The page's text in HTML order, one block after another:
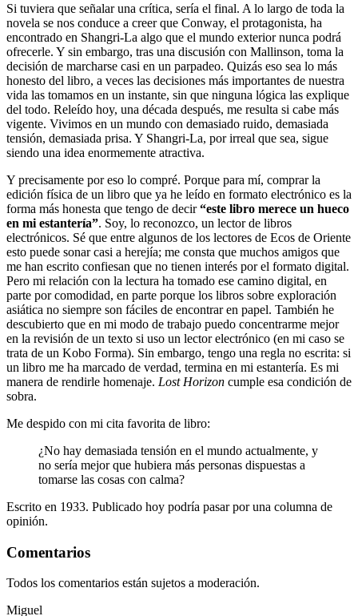
Si tuviera que señalar una crítica, sería el final. A lo largo de toda la
novela se nos conduce a creer que Conway, el protagonista, ha
encontrado en Shangri-La algo que el mundo exterior nunca podrá
ofrecerle. Y sin embargo, tras una discusión con Mallinson, toma la
decisión de marcharse casi en un parpadeo. Quizás eso sea lo más
honesto del libro, a veces las decisiones más importantes de nuestra
vida las tomamos en un instante, sin que ninguna lógica las explique
del todo. Releído hoy, una década después, me resulta si cabe más
vigente. Vivimos en un mundo con demasiado ruido, demasiada
tensión, demasiada prisa. Y Shangri-La, por irreal que sea, sigue
siendo una idea enormemente atractiva.
Y precisamente por eso lo compré. Porque para mí, comprar la
edición física de un libro que ya he leído en formato electrónico es la
forma más honesta que tengo de decir“este libro merece un hueco
en mi estantería”. Soy, lo reconozco, un lector de libros
electrónicos. Sé que entre algunos de los lectores de Ecos de Oriente
esto puede sonar casi a herejía; me consta que muchos amigos que
me han escrito confiesan que no tienen interés por el formato digital.
Pero mi relación con la lectura ha tomado ese camino digital, en
parte por comodidad, en parte porque los libros sobre exploración
asiática no siempre son fáciles de encontrar en papel. También he
descubierto que en mi modo de trabajo puedo concentrarme mejor
en la revisión de un texto si uso un lector electrónico (en mi caso se
trata de un Kobo Forma). Sin embargo, tengo una regla no escrita: si
un libro me ha marcado de verdad, termina en mi estantería. Es mi
manera de rendirle homenaje. Lost Horizon cumple esa condición de
sobra.
Me despido con mi cita favorita de libro:
¿No hay demasiada tensión en el mundo actualmente, y
no sería mejor que hubiera más personas dispuestas a
tomarse las cosas con calma?
Escrito en 1933. Publicado hoy podría pasar por una columna de
opinión.
Comentarios
Todos los comentarios están sujetos a moderación.
Miguel